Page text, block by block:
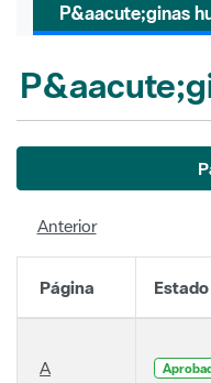
P&aacute;ginas
Anterior
Página Estado
A